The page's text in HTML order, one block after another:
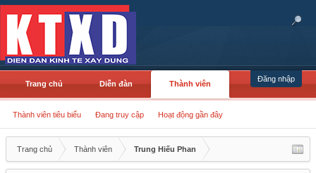
Đăng nhập
Trang chủ Diễn đàn Thành viên
Thành viên tiêu biểu Đang truy cập Hoạt động gần đây
Trang chủ Thành viên Trung Hiếu Phan